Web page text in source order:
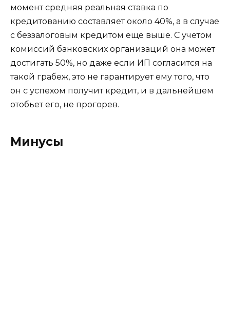
момент средняя реальная ставка по
кредитованию составляет около 40%, а в случае
с беззалоговым кредитом еще выше. С учетом
комиссий банковских организаций она может
достигать 50%, но даже если ИП согласится на
такой грабеж, это не гарантирует ему того, что
он с успехом получит кредит, и в дальнейшем
отобьет его, не прогорев.
Минусы